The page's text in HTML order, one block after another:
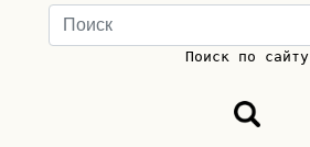
Поиск по сайту